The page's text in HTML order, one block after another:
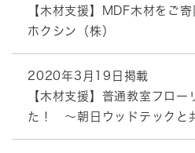
【木材支援】MDF木材をご
ホクシン（株）
2020年3月19日掲載
【木材支援】普通教室フロー
た！ ～朝日ウッドテックと